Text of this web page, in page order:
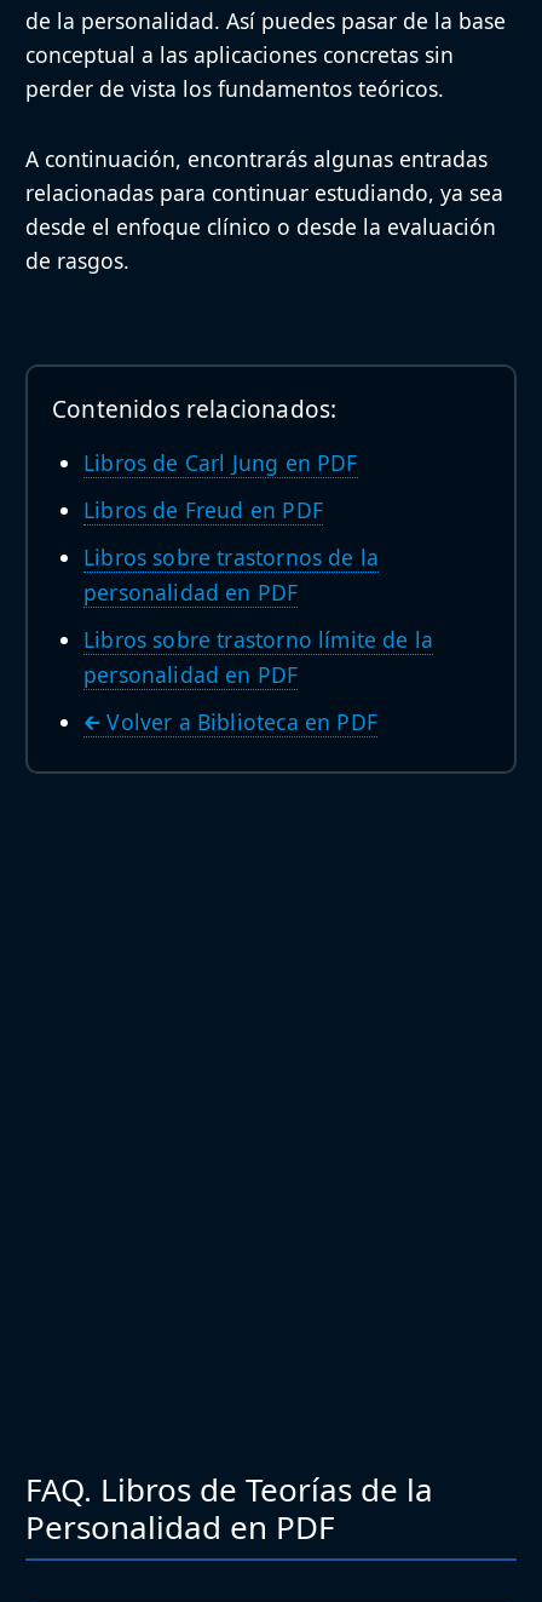
de la personalidad. Así puedes pasar de la base
conceptual a las aplicaciones concretas sin
perder de vista los fundamentos teóricos.
A continuación, encontrarás algunas entradas
relacionadas para continuar estudiando, ya sea
desde el enfoque clínico o desde la evaluación
de rasgos.
Contenidos relacionados:
Libros de Carl Jung en PDF
Libros de Freud en PDF
Libros sobre trastornos de la
personalidad en PDF
Libros sobre trastorno límite de la
personalidad en PDF
🡰 Volver a Biblioteca en PDF
FAQ. Libros de Teorías de la
Personalidad en PDF